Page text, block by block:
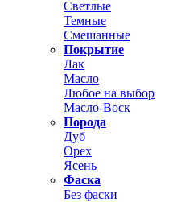
Светлые
Темные
Смешанные
Покрытие
Лак
Масло
Любое на выбор
Масло-Воск
Порода
Дуб
Орех
Ясень
Фаска
Без фаски